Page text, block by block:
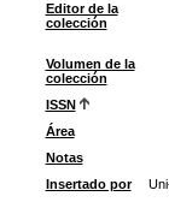
Editor de la
colección
Volumen de la
colección
ISSN
Área
Notas
Insertado por